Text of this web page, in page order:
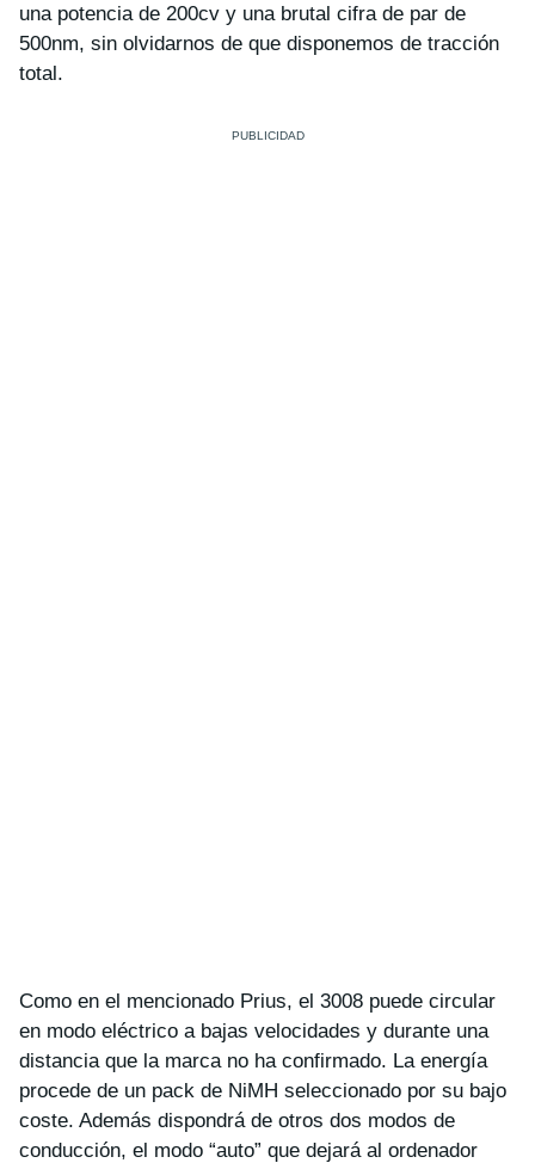
una potencia de 200cv y una brutal cifra de par de
500nm, sin olvidarnos de que disponemos de tracción
total.
Como en el mencionado Prius, el 3008 puede circular
en modo eléctrico a bajas velocidades y durante una
distancia que la marca no ha confirmado. La energía
procede de un pack de NiMH seleccionado por su bajo
coste. Además dispondrá de otros dos modos de
conducción, el modo “auto” que dejará al ordenador